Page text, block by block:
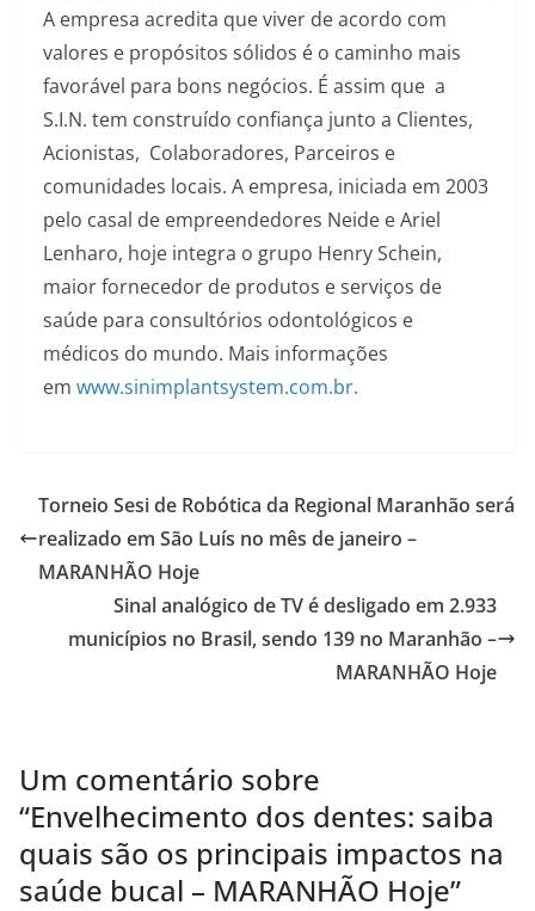
A empresa acredita que viver de acordo com
valores e propósitos sólidos é o caminho mais
favorável para bons negócios. É assim que a
S.I.N. tem construído confiança junto a Clientes,
Acionistas, Colaboradores, Parceiros e
comunidades locais. A empresa, iniciada em 2003
pelo casal de empreendedores Neide e Ariel
Lenharo, hoje integra o grupo Henry Schein,
maior fornecedor de produtos e serviços de
saúde para consultórios odontológicos e
médicos do mundo. Mais informações
em www.sinimplantsystem.com.br.
Torneio Sesi de Robótica da Regional Maranhão será
realizado em São Luís no mês de janeiro –
MARANHÃO Hoje
Sinal analógico de TV é desligado em 2.933
municípios no Brasil, sendo 139 no Maranhão –
MARANHÃO Hoje
Um comentário sobre
“Envelhecimento dos dentes: saiba
quais são os principais impactos na
saúde bucal – MARANHÃO Hoje”